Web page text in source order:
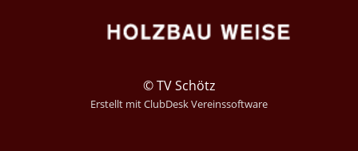
© TV Schötz
Erstellt mit ClubDesk Vereinssoftware